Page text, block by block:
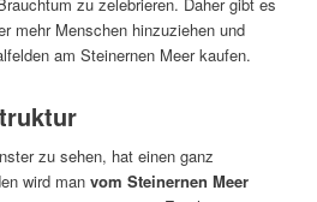
mehr Menschen hinzuziehen und
am Steinernen Meer kaufen.
zu sehen, hat einen ganz
wird man vom Steinernen Meer